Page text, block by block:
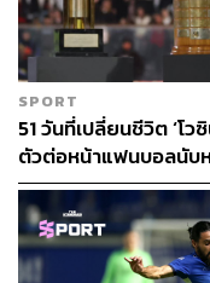
โดยปกติแล้ว รอบชิงช
โดยเหล่านักเทนนิสระ
ร์, ราฟาเอล นาดาล,
หรือ ยานนิค ซินเนอร์
แต่ในปีนี้สายการแข่ง
ถอนตัวเพราะบาดเจ็
รอบไปก่อน รวมถึงยอ
เซกา
SPORT
51 วันที่เปลี่ยนชีวิต ‘โ
ตัวต่อหน้าแฟนบอลนับ